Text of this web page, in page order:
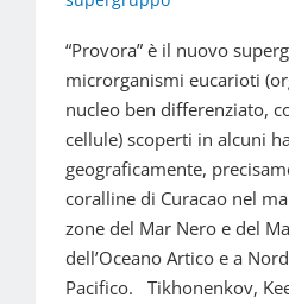
“Provora” è il nuovo
microrganismi eucarioti
nucleo ben differenziato,
cellule) scoperti in alcuni
geograficamente,
coralline di Curacao nel
zone del Mar Nero e del
dell’Oceano Artico e a
Pacifico. Tikhonenkov,